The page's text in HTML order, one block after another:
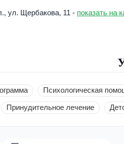
ул. Щербакова, 11 - показать на
Психологическая
Принудительное лечение